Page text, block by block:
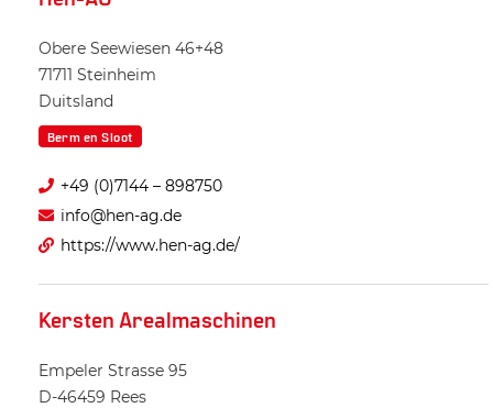
Obere Seewiesen 46+48
71711 Steinheim
Duitsland
Berm en Sloot
+49 (0)7144 – 898750
info@hen-ag.de
https://www.hen-ag.de/
Kersten Arealmaschinen
Empeler Strasse 95
D-46459 Rees